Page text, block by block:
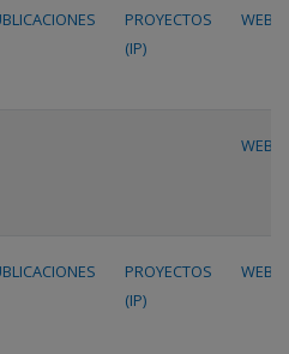
PROYECTOS
(IP)
WEB
WEB
PROYECTOS
(IP)
WEB